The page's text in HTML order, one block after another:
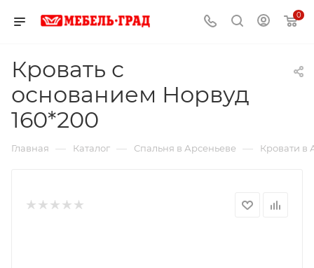
0
Кровать с
основанием Норвуд
160*200
Главная — Каталог — Спальня в Арсеньеве — Кровати в